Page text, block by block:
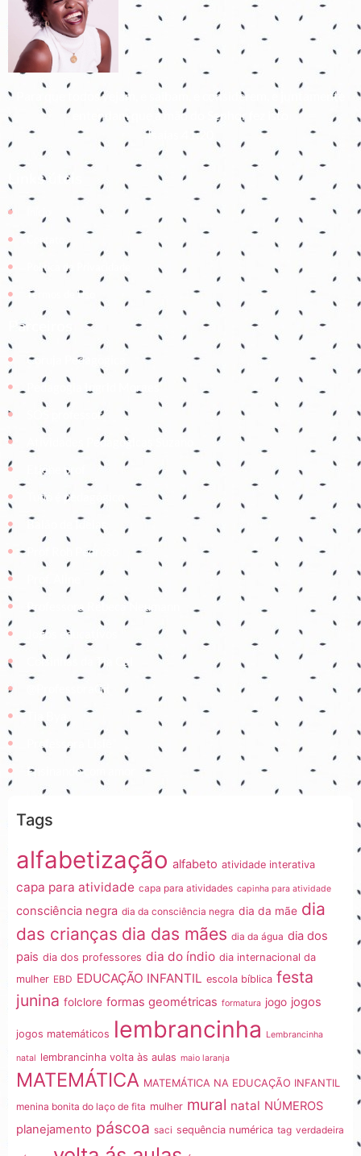
Para que todos vejam, e saibam, e considerem, e juntamente
entendam que a mão do Senhor fez isto
Isaías 41:20
Links úteis
Contato
Política de Privacidade
Termos de Uso
Parceiros
Coruja Pedagogica
Pedagogia Ingrid Moraes
SOS professor
Atividades Pedagógicas Suzano
Etiene prof
Tudo é pedagógico
Balão de Ideias
Prof Roh Pedroso
Professora Rebeca Neumann
Jogos educativos
Coisinhas da Tia Cal
@ProfessoraGii
Professora Lisiê
Ensinando com amor
Tags
alfabetização alfabeto atividade interativa
capa para atividade capa para atividades capinha para atividade
consciência negra dia da consciência negra dia da mãe dia
das crianças dia das mães dia da água dia dos
pais dia dos professores dia do índio dia internacional da
mulher EBD EDUCAÇÃO INFANTIL escola bíblica festa
junina folclore formas geométricas formatura jogo jogos
jogos matemáticos lembrancinha Lembrancinha
natal lembrancinha volta às aulas maio laranja
MATEMÁTICA MATEMÁTICA NA EDUCAÇÃO INFANTIL
menina bonita do laço de fita mulher mural natal NÚMEROS
planejamento páscoa saci sequência numérica tag verdadeira